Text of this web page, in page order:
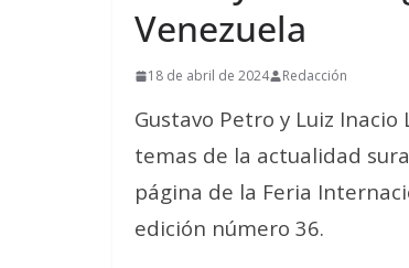
Venezuela
18 de abril de 2024 Redacción
Gustavo Petro y Luiz
temas de la actualidad
página de la Feria
edición número 36.